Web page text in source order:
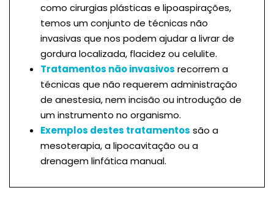
como cirurgias plásticas e lipoaspirações,
temos um conjunto de técnicas não
invasivas que nos podem ajudar a livrar de
gordura localizada, flacidez ou celulite.
Tratamentos não invasivos recorrem a
técnicas que não requerem administração
de anestesia, nem incisão ou introdução de
um instrumento no organismo.
Exemplos destes tratamentos são a
mesoterapia, a lipocavitação ou a
drenagem linfática manual.